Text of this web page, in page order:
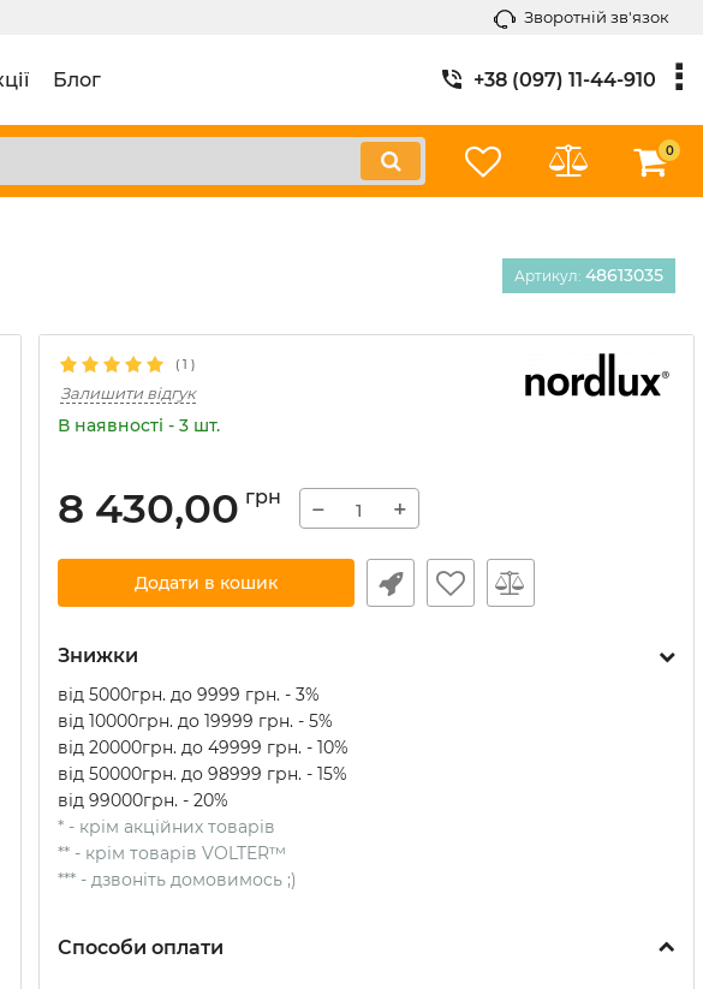
Зворотній зв'язок
Блог +38 (097) 11-44-910
0
Артикул: 48613035
( 1 )
Залишити відгук
В наявності - 3 шт.
8 430,00 грн − +
Додати в кошик
Знижки
від 5000грн. до 9999 грн. - 3%
від 10000грн. до 19999 грн. - 5%
від 20000грн. до 49999 грн. - 10%
від 50000грн. до 98999 грн. - 15%
від 99000грн. - 20%
* - крім акційних товарів
** - крім товарів VOLTER™
*** - дзвоніть домовимось ;)
Способи оплати